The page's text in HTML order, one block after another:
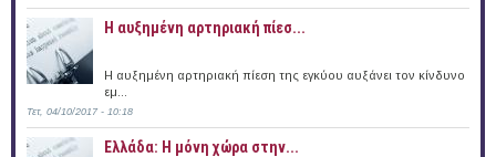
Η αυξημένη αρτηριακή πίεσ...
Η αυξημένη αρτηριακή πίεση της εγκύου αυξάνει τον κίνδυνο
εμ...
Τετ, 04/10/2017 - 10:18
Ελλάδα: Η μόνη χώρα στην...